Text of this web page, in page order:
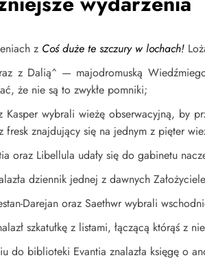
z Coś duże te szczury w lochach!
z Dalią^ — majodromuską
że nie są to zwykłe pomniki;
Kasper wybrali wieżę obserwacyjną, by
fresk znajdujący się na jednym z pięter
oraz Libellula udały się do gabinetu
dziennik jednej z dawnych
Darejan oraz Saethwr wybrali
szkatułkę z listami, łączącą którąś z
do biblioteki Evantia znalazła księgę o